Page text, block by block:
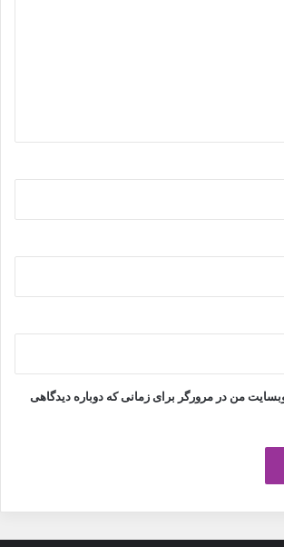
من در مرورگر برای زمانی که دوباره دیدگاهی